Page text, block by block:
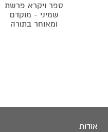
ספר ויקרא פרשת
שמיני - מוקדם
ומאוחר בתורה
אודות